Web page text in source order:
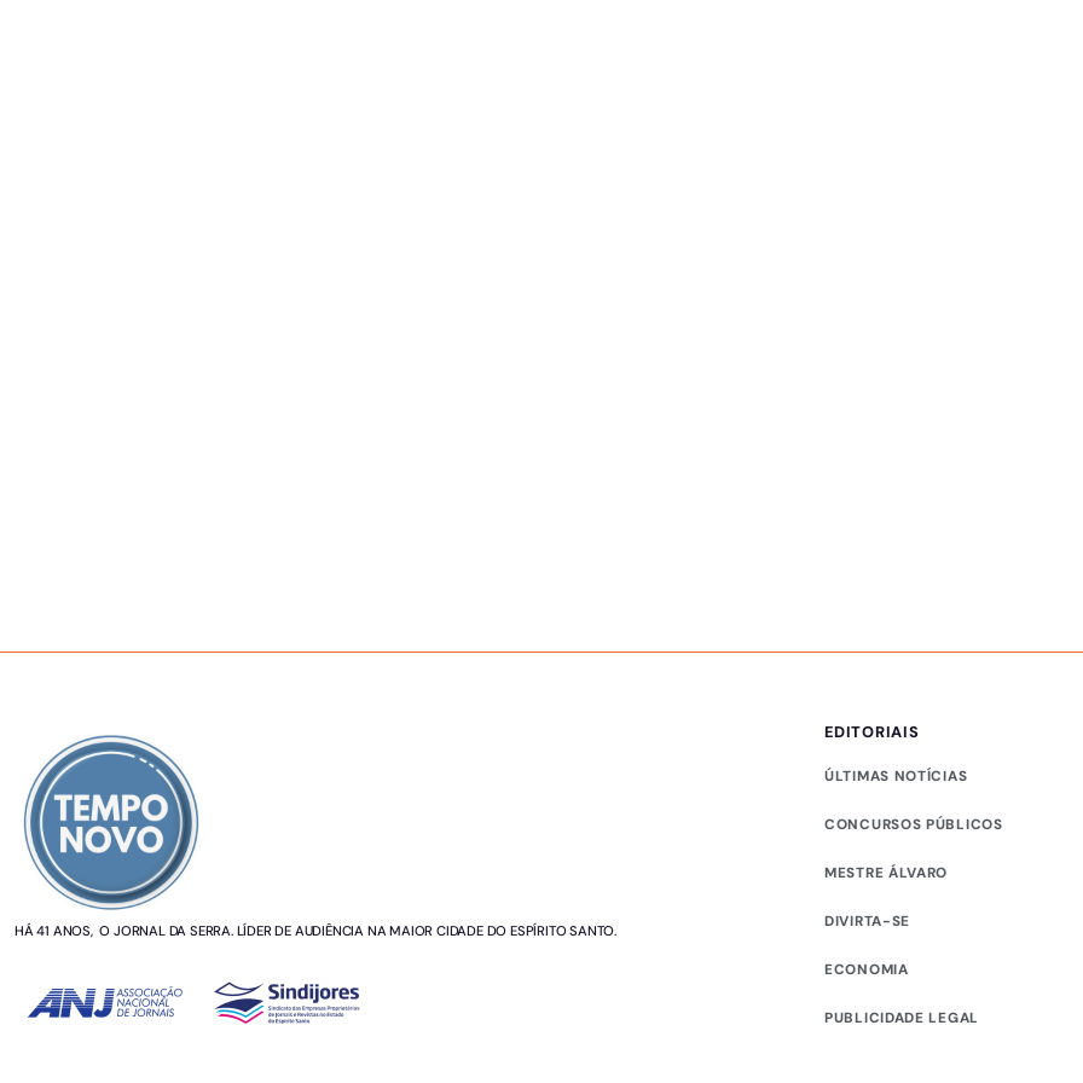
HÁ 41 ANOS, O JORNAL DA SERRA. LÍDER DE AUDIÊNCIA NA MAIOR CIDADE DO ESPÍRITO SANTO.
EDITORIAIS
ÚLTIMAS NOTÍCIAS
CONCURSOS PÚBLICOS
MESTRE ÁLVARO
DIVIRTA-SE
ECONOMIA
PUBLICIDADE LEGAL